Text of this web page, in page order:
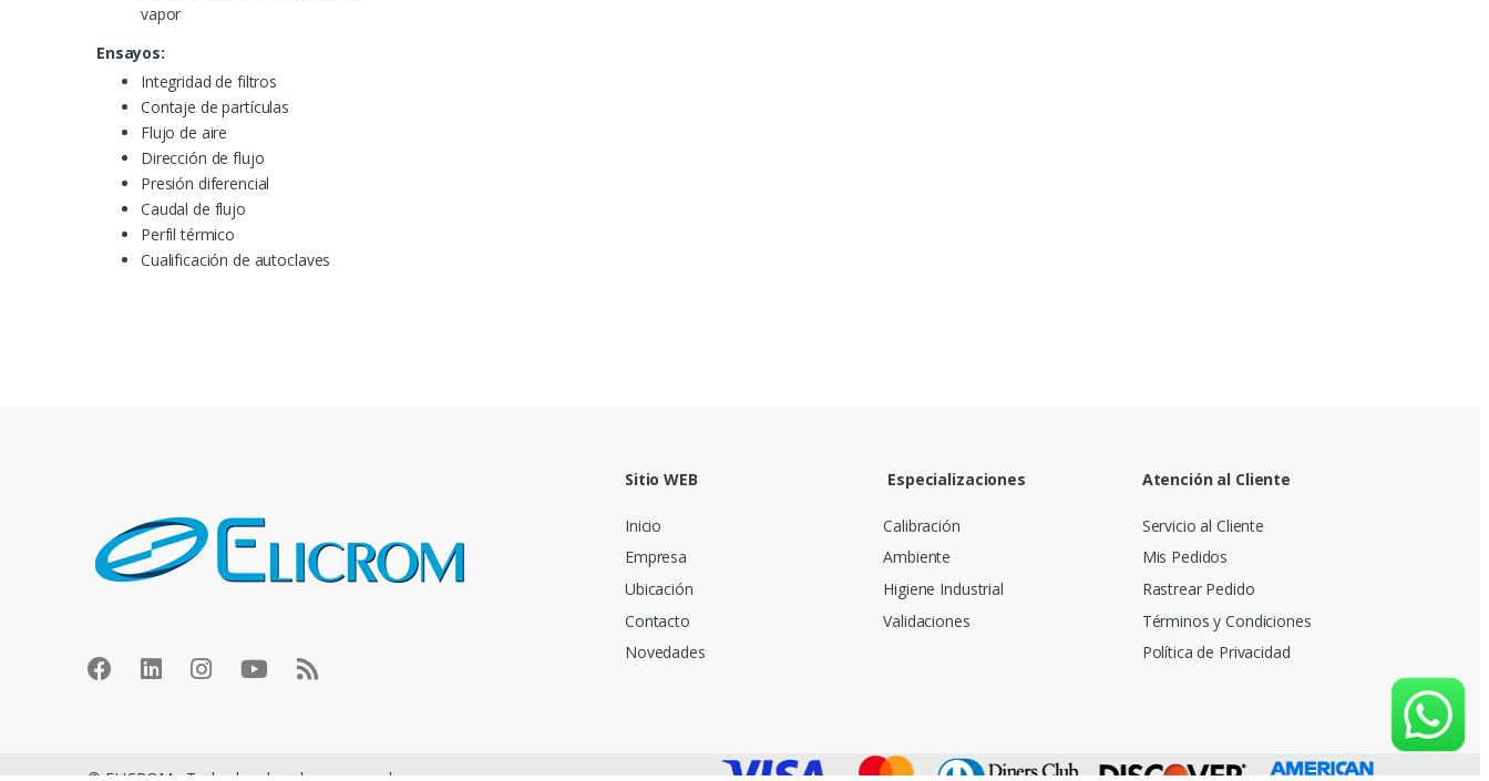
vapor
Ensayos:
Integridad de filtros
Contaje de partículas
Flujo de aire
Dirección de flujo
Presión diferencial
Caudal de flujo
Perfil térmico
Cualificación de autoclaves
Sitio WEB
Inicio
Empresa
Ubicación
Contacto
Novedades
Especializaciones
Calibración
Ambiente
Higiene Industrial
Validaciones
Atención al Cliente
Servicio al Cliente
Mis Pedidos
Rastrear Pedido
Términos y Condiciones
Política de Privacidad